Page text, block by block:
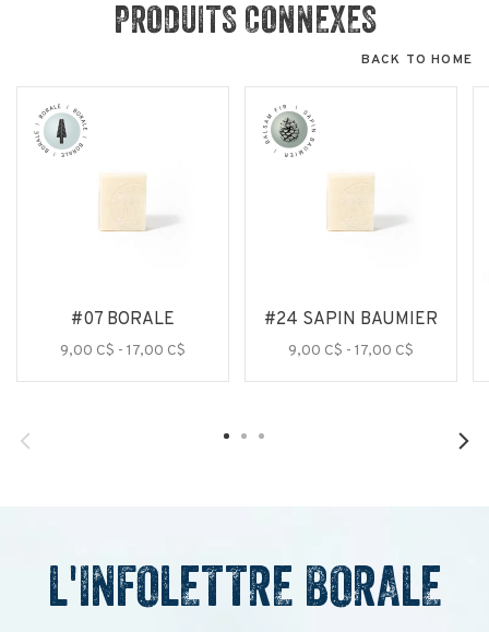
PRODUITS CONNEXES
BACK TO HOME
#07 BORALE
9,00 C$ - 17,00 C$
#24 SAPIN BAUMIER
9,00 C$ - 17,00 C$
L'INFOLETTRE BORALE